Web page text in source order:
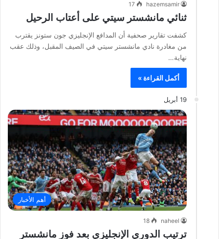
hazemsamir
17
ثنائي مانشستر سيتي على أعتاب الرحيل
كشفت تقارير صحفية أن المدافع الإنجليزي جون ستونز يقترب
من مغادرة نادي مانشستر سيتي في الصيف المقبل، وذلك عقب
نهاية…
أكمل القراءة »
19 أبريل
أهم الأخبار
naheel
18
ترتيب الدوري الإنجليزي بعد فوز مانشستر